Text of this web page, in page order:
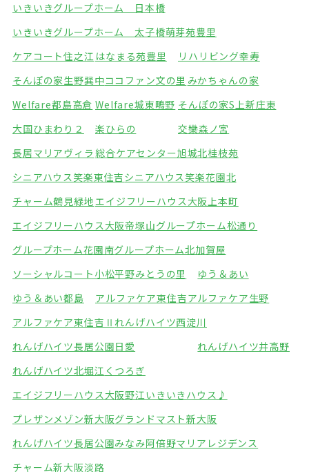
いきいきグループホーム 日本橋
いきいきグループホーム 太子橋萌芽苑豊里
ケアコート住之江 はなまる苑豊里
リハリビング幸寿
そんぽの家生野巽中ココファン文の里 みかちゃんの家
Welfare都島高倉 Welfare城東鴫野 そんぽの家S上新庄東
大国ひまわり２
楽ひらの
交欒森ノ宮
長居マリアヴィラ 総合ケアセンター旭城北桂枝苑
シニアハウス笑楽東住吉シニアハウス笑楽花園北
チャーム鶴見緑地エイジフリーハウス大阪上本町
エイジフリーハウス大阪帝塚山グループホーム松通り
グループホーム花園南グループホーム北加賀屋
ソーシャルコート小松平野みとうの里
ゆう＆あい
ゆう＆あい都島
アルファケア東住吉アルファケア生野
アルファケア東住吉Ⅱ れんげハイツ西淀川
れんげハイツ長居公園日愛
れんげハイツ井高野
れんげハイツ北堀江 くつろぎ
エイジフリーハウス大阪野江いきいきハウス♪
プレザンメゾン新大阪グランドマスト新大阪
れんげハイツ長居公園みなみ阿倍野マリアレジデンス
チャーム新大阪淡路